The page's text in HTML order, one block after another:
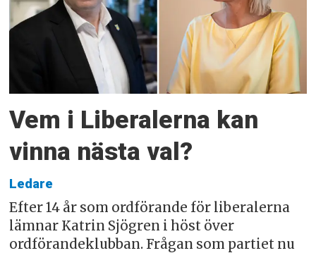
Vem i Liberalerna kan
vinna nästa val?
Ledare
Efter 14 år som ordförande för liberalerna
lämnar Katrin Sjögren i höst över
ordförandeklubban. Frågan som partiet nu